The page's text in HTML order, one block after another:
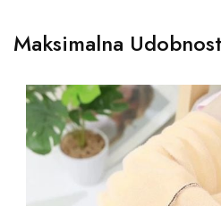
Maksimalna